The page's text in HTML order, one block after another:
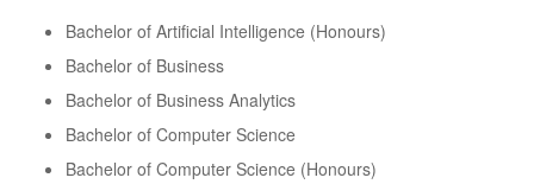
Bachelor of Artificial Intelligence (Honours)
Bachelor of Business
Bachelor of Business Analytics
Bachelor of Computer Science
Bachelor of Computer Science (Honours)